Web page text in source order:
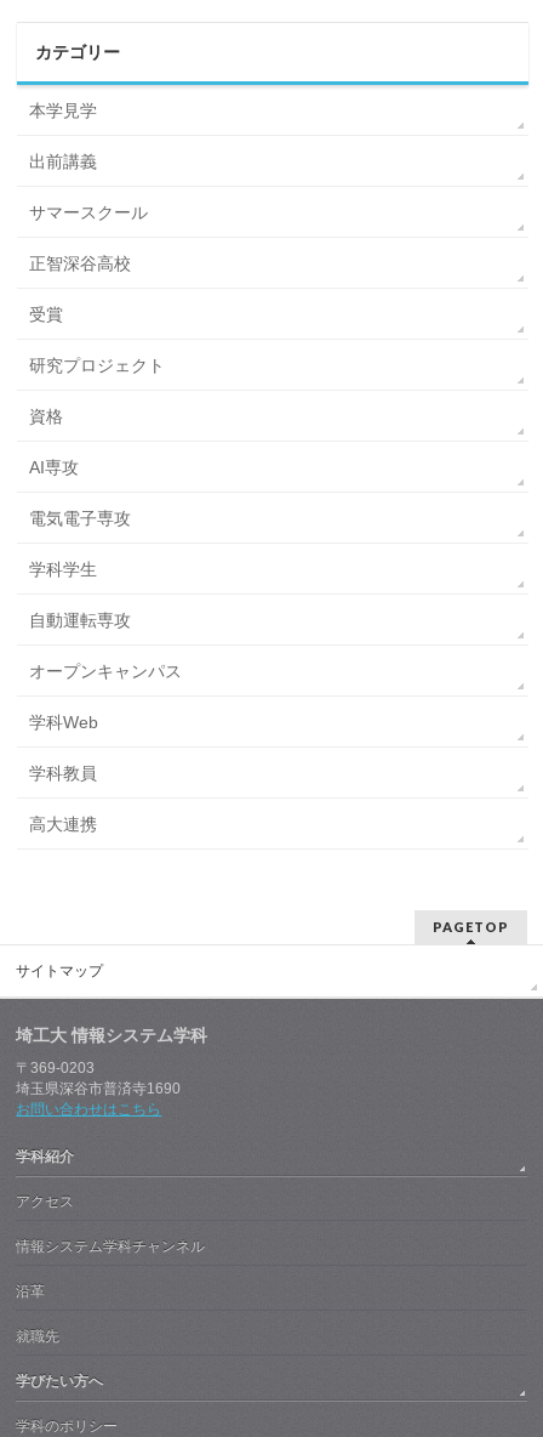
カテゴリー
本学見学
出前講義
サマースクール
正智深谷高校
受賞
研究プロジェクト
資格
AI専攻
電気電子専攻
学科学生
自動運転専攻
オープンキャンパス
学科Web
学科教員
高大連携
PAGETOP
サイトマップ
埼工大 情報システム学科
〒369-0203
埼玉県深谷市普済寺1690
お問い合わせはこちら
学科紹介
アクセス
情報システム学科チャンネル
沿革
就職先
学びたい方へ
学科のポリシー